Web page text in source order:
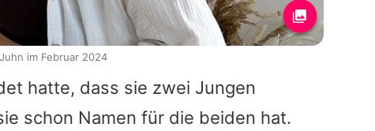
hatte, dass sie zwei Jungen
schon Namen für die beiden hat.
im Februar 2024